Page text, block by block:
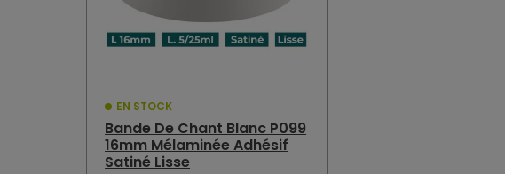
EN STOCK
Bande De Chant Blanc P099
16mm Mélaminée Adhésif
Satiné Lisse